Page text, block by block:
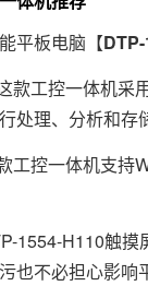
平板电脑【
款工控一体机采
处理、分析和存
工控一体机支持
1554-H110触
也不必担心影响